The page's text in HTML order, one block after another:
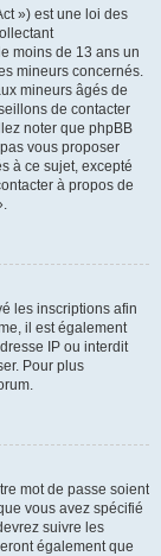
») est une loi des
moins de 13 ans un
mineurs concernés.
mineurs âgés de
de contacter
noter que phpBB
vous proposer
à ce sujet, excepté
à propos de
les inscriptions afin
il est également
IP ou interdit
Pour plus
mot de passe soient
vous avez spécifié
suivre les
également que